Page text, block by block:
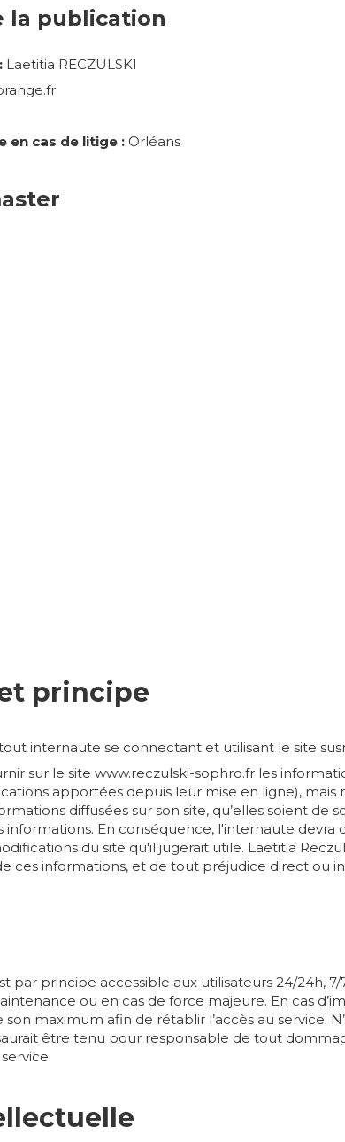
la publication
Laetitia RECZULSKI
en cas de litige : Orléans
principe
internaute se connectant et utilisant le site
sur le site www.reczulski-sophro.fr les
apportées depuis leur mise en ligne), mais
diffusées sur son site, qu’elles soient de
informations. En conséquence, l'internaute devra
du site qu'il jugerait utile. Laetitia
ces informations, et de tout préjudice direct ou
par principe accessible aux utilisateurs 24/24h,
ou en cas de force majeure. En cas
son maximum afin de rétablir l’accès au service.
être tenu pour responsable de tout